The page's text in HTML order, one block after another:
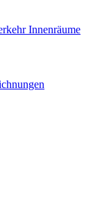
Innenräume